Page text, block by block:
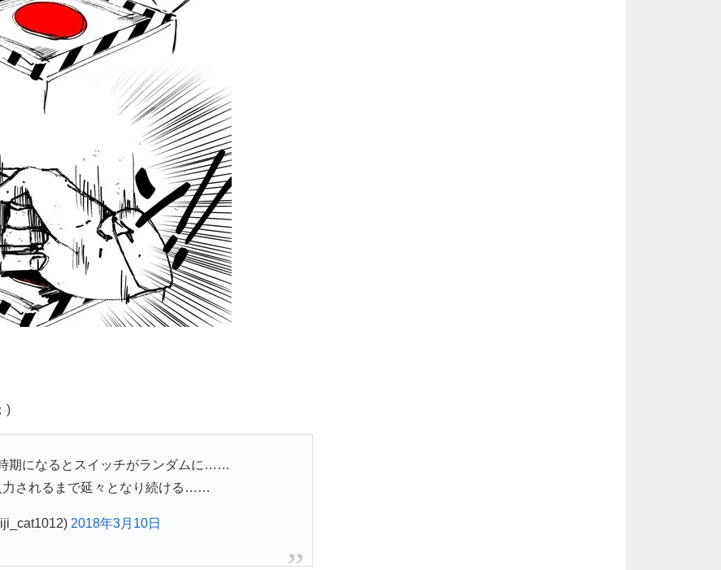
)
期になるとスイッチがランダムに……
力されるまで延々となり続ける……
2018年3月10日